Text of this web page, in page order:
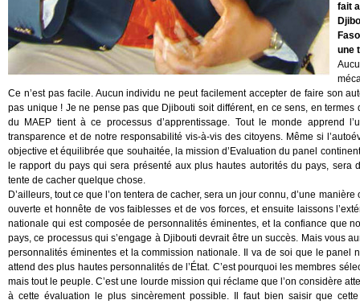
fait
une
Ce n’est pas facile. Aucun individu ne peut facilement accepter de faire son
pas unique ! Je ne pense pas que Djibouti soit différent, en ce sens, en
du MAEP tient à ce processus d’apprentissage. Tout le monde apprend
transparence et de notre responsabilité vis-à-vis des citoyens. Même si
objective et équilibrée que souhaitée, la mission d’Evaluation du panel
le rapport du pays qui sera présenté aux plus hautes autorités du pays, sera
tente de cacher quelque chose.
D’ailleurs, tout ce que l’on tentera de cacher, sera un jour connu, d’une
ouverte et honnête de vos faiblesses et de vos forces, et ensuite laissons
nationale qui est composée de personnalités éminentes, et la confiance que
pays, ce processus qui s’engage à Djibouti devrait être un succès. Mais vous
personnalités éminentes et la commission nationale. Il va de soi que le panel
attend des plus hautes personnalités de l’État. C’est pourquoi les membres
mais tout le peuple. C’est une lourde mission qui réclame que l’on considère
à cette évaluation le plus sincèrement possible. Il faut bien saisir que